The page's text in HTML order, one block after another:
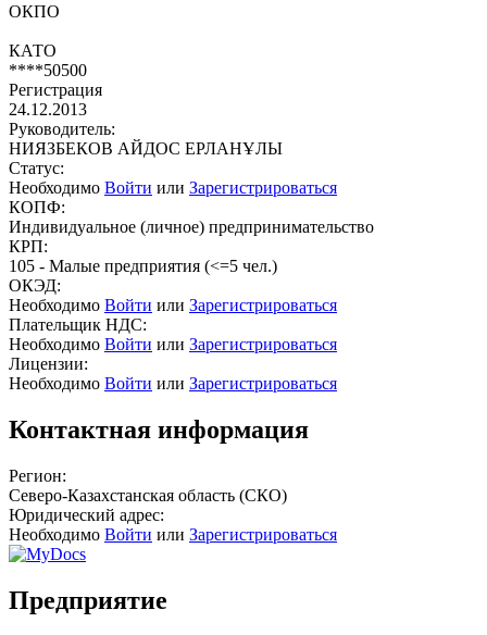
ОКПО
КАТО
****50500
Регистрация
24.12.2013
Руководитель:
НИЯЗБЕКОВ АЙДОС ЕРЛАНҰЛЫ
Статус:
Необходимо Войти или Зарегистрироваться
КОПФ:
Индивидуальное (личное) предпринимательство
КРП:
105 - Малые предприятия (<=5 чел.)
ОКЭД:
Необходимо Войти или Зарегистрироваться
Плательщик НДС:
Необходимо Войти или Зарегистрироваться
Лицензии:
Необходимо Войти или Зарегистрироваться
Контактная информация
Регион:
Северо-Казахстанская область (СКО)
Юридический адрес:
Необходимо Войти или Зарегистрироваться
Предприятие